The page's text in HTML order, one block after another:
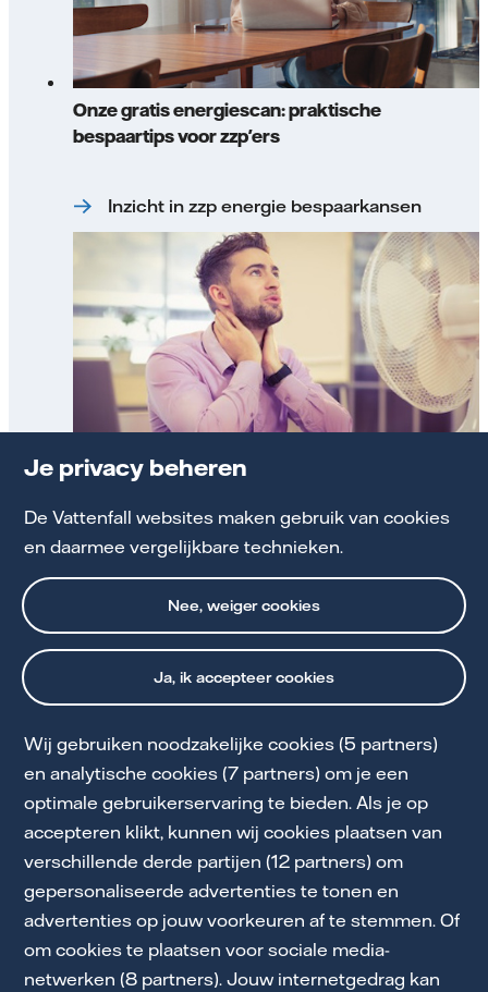
Je privacy beheren
De Vattenfall websites maken gebruik van cookies
en daarmee vergelijkbare technieken.
Ja, ik accepteer cookies
Nee, weiger cookies
Wij gebruiken noodzakelijke cookies (5 partners)
en analytische cookies (7 partners) om je een
optimale gebruikerservaring te bieden. Als je op
accepteren klikt, kunnen wij cookies plaatsen van
verschillende derde partijen (12 partners) om
gepersonaliseerde advertenties te tonen en
advertenties op jouw voorkeuren af te stemmen. Of
om cookies te plaatsen voor sociale media-
netwerken (8 partners). Jouw internetgedrag kan
Onze gratis energiescan: praktische
bespaartips voor zzp'ers
Inzicht in zzp energie bespaarkansen
Meer lezen
Cookie Statement
Service voor jou
Privacy en Voorwaarden
Toegankelijkheid
Werken bij Vattenfall